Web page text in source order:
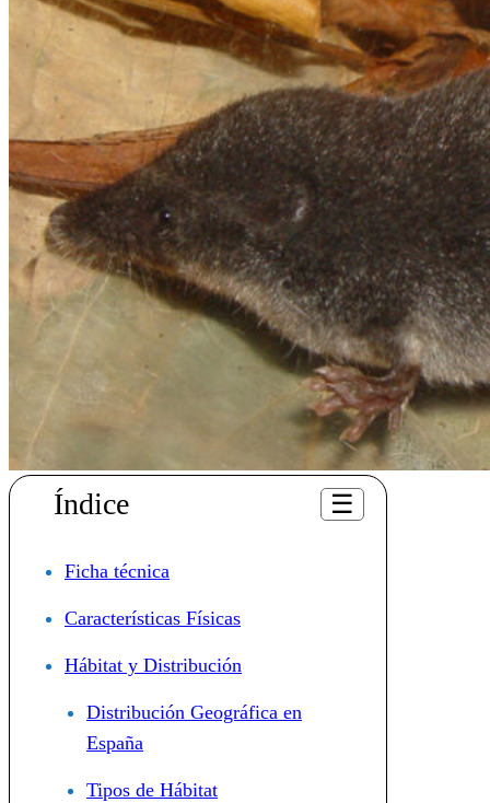
Índice ☰
Ficha técnica
Características Físicas
Hábitat y Distribución
Distribución Geográfica en
España
Tipos de Hábitat